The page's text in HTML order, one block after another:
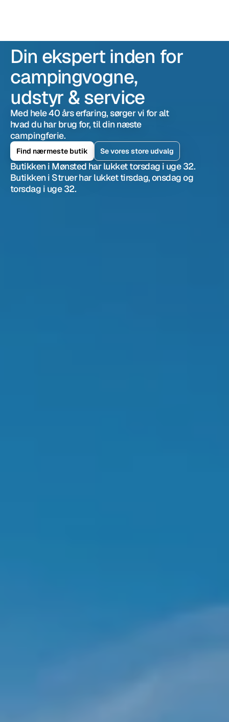
Careers
Docs
About
Join
Events
Din ekspert inden for
campingvogne,
udstyr & service
Med hele 40 års erfaring, sørger vi for alt
hvad du har brug for, til din næste
campingferie.
Find nærmeste butik Se vores store udvalg
Butikken i Mønsted har lukket torsdag i uge 32.
Butikken i Struer har lukket tirsdag, onsdag og
torsdag i uge 32.